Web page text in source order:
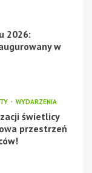
2026:
w
WYDARZENIA
świetlicy
przestrzeń